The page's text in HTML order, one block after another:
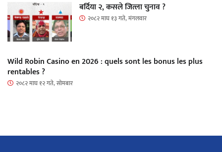
बर्दिया २, कसले जित्ला चुनाव ?
२०८२ माघ १३ गते, मंगलवार
Wild Robin Casino en 2026 : quels sont les bonus les plus
rentables ?
२०८२ माघ १२ गते, सोमबार